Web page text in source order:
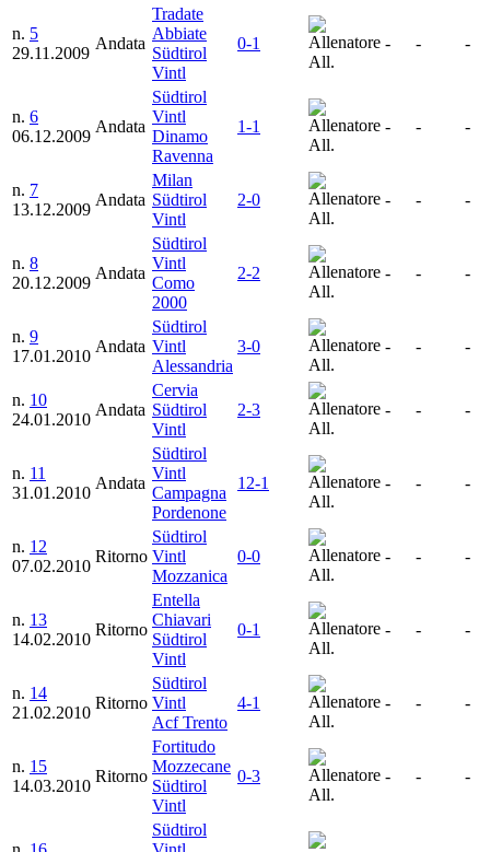
n. 5
29.11.2009
Andata
Tradate
Abbiate
Südtirol
Vintl
0-1
All.
- - -
n. 6
06.12.2009
Andata
Südtirol
Vintl
Dinamo
Ravenna
1-1
All.
- - -
n. 7
13.12.2009
Andata
Milan
Südtirol
Vintl
2-0
All.
- - -
n. 8
20.12.2009
Andata
Südtirol
Vintl
Como
2000
2-2
All.
- - -
n. 9
17.01.2010
Andata
Südtirol
Vintl
Alessandria
3-0
All.
- - -
n. 10
24.01.2010
Andata
Cervia
Südtirol
Vintl
2-3
All.
- - -
n. 11
31.01.2010
Andata
Südtirol
Vintl
Campagna
Pordenone
12-1
All.
- - -
n. 12
07.02.2010
Ritorno
Südtirol
Vintl
Mozzanica
0-0
All.
- - -
n. 13
14.02.2010
Ritorno
Entella
Chiavari
Südtirol
Vintl
0-1
All.
- - -
n. 14
21.02.2010
Ritorno
Südtirol
Vintl
Acf Trento
4-1
All.
- - -
n. 15
14.03.2010
Ritorno
Fortitudo
Mozzecane
Südtirol
Vintl
0-3
All.
- - -
Südtirol